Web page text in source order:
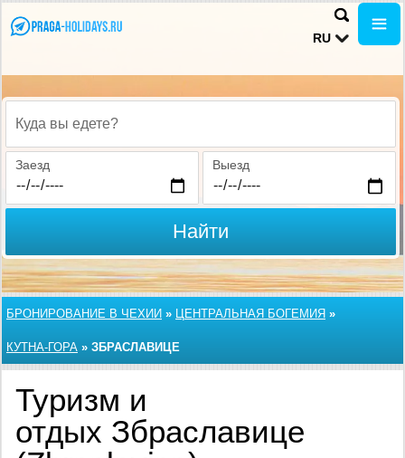
RU
Куда вы едете?
Заезд Выезд
Найти
БРОНИРОВАНИЕ В ЧЕХИИ » ЦЕНТРАЛЬНАЯ БОГЕМИЯ »
КУТНА-ГОРА » ЗБРАСЛАВИЦЕ
Туризм и
отдых Збраславице